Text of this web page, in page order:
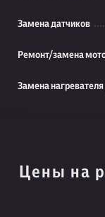
Замена датчиков
Ремонт/замена
Замена
Цены на